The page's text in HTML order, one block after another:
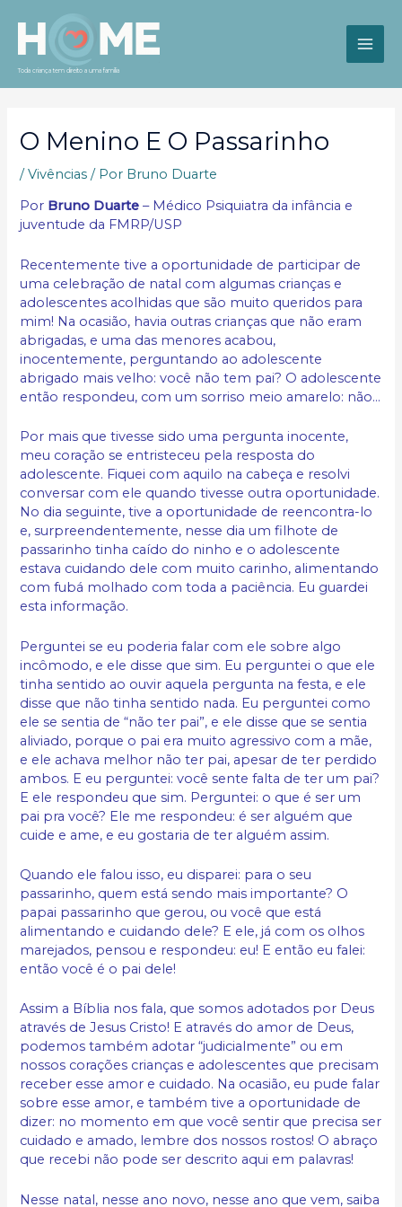
para
conteúdo
Toda criança tem direito a uma família
O Menino E O Passarinho
/Vivências / Por Bruno Duarte
Por Bruno Duarte – Médico Psiquiatra da infância e
juventude da FMRP/USP
Recentemente tive a oportunidade de participar de
uma celebração de natal com algumas crianças e
adolescentes acolhidas que são muito queridos para
mim! Na ocasião, havia outras crianças que não eram
abrigadas, e uma das menores acabou,
inocentemente, perguntando ao adolescente
abrigado mais velho: você não tem pai? O adolescente
então respondeu, com um sorriso meio amarelo: não…
Por mais que tivesse sido uma pergunta inocente,
meu coração se entristeceu pela resposta do
adolescente. Fiquei com aquilo na cabeça e resolvi
conversar com ele quando tivesse outra oportunidade.
No dia seguinte, tive a oportunidade de reencontra-lo
e, surpreendentemente, nesse dia um filhote de
passarinho tinha caído do ninho e o adolescente
estava cuidando dele com muito carinho, alimentando
com fubá molhado com toda a paciência. Eu guardei
esta informação.
Perguntei se eu poderia falar com ele sobre algo
incômodo, e ele disse que sim. Eu perguntei o que ele
tinha sentido ao ouvir aquela pergunta na festa, e ele
disse que não tinha sentido nada. Eu perguntei como
ele se sentia de “não ter pai”, e ele disse que se sentia
aliviado, porque o pai era muito agressivo com a mãe,
e ele achava melhor não ter pai, apesar de ter perdido
ambos. E eu perguntei: você sente falta de ter um pai?
E ele respondeu que sim. Perguntei: o que é ser um
pai pra você? Ele me respondeu: é ser alguém que
cuide e ame, e eu gostaria de ter alguém assim.
Quando ele falou isso, eu disparei: para o seu
passarinho, quem está sendo mais importante? O
papai passarinho que gerou, ou você que está
alimentando e cuidando dele? E ele, já com os olhos
marejados, pensou e respondeu: eu! E então eu falei:
então você é o pai dele!
Assim a Bíblia nos fala, que somos adotados por Deus
através de Jesus Cristo! E através do amor de Deus,
podemos também adotar “judicialmente” ou em
nossos corações crianças e adolescentes que precisam
receber esse amor e cuidado. Na ocasião, eu pude falar
sobre esse amor, e também tive a oportunidade de
dizer: no momento em que você sentir que precisa ser
cuidado e amado, lembre dos nossos rostos! O abraço
que recebi não pode ser descrito aqui em palavras!
Nesse natal, nesse ano novo, nesse ano que vem, saiba